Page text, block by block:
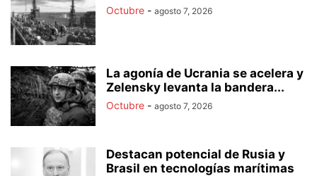
Octubre - agosto 7, 2026
La agonía de Ucrania se acelera y
Zelensky levanta la bandera...
Octubre - agosto 7, 2026
Destacan potencial de Rusia y
Brasil en tecnologías marítimas